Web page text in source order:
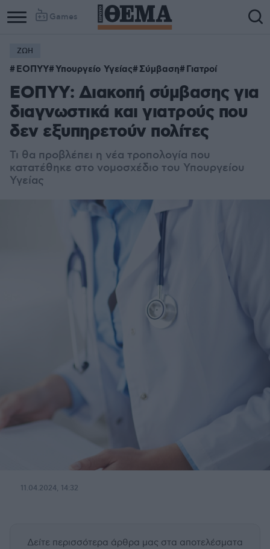
Games
ΖΩΗ
ΕΟΠΥΥ Υπουργείο Υγείας Σύμβαση Γιατροί
ΕΟΠΥΥ: Διακοπή σύμβασης για
διαγνωστικά και γιατρούς που
δεν εξυπηρετούν πολίτες
Τι θα προβλέπει η νέα τροπολογία που
κατατέθηκε στο νομοσχέδιο του Υπουργείου
Υγείας
11.04.2024, 14:32
Δείτε περισσότερα άρθρα μας στα αποτελέσματα